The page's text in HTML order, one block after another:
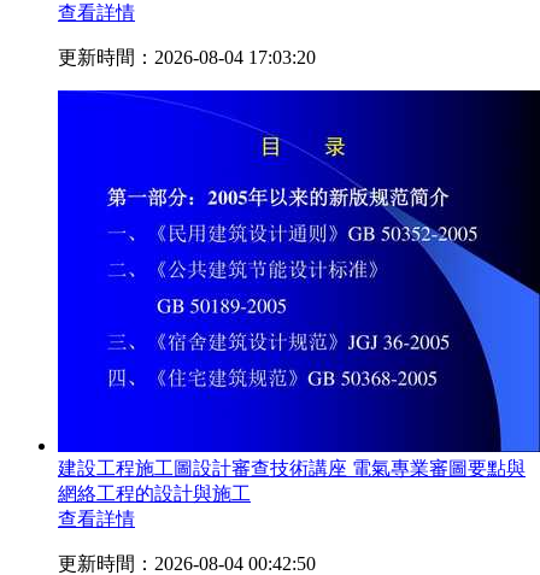
查看詳情
更新時間：2026-08-04 17:03:20
建設工程施工圖設計審查技術講座 電氣專業審圖要點與
網絡工程的設計與施工
查看詳情
更新時間：2026-08-04 00:42:50